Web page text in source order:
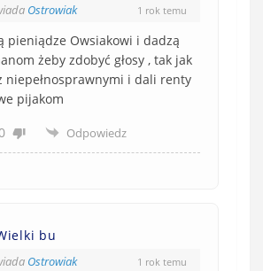
Ostrowiak 1 rok temu
pieniądze Owsiakowi i dadzą
żeby zdobyć głosy , tak jak
niepełnosprawnymi i dali renty
pijakom
Odpowiedz
bu
Ostrowiak 1 rok temu